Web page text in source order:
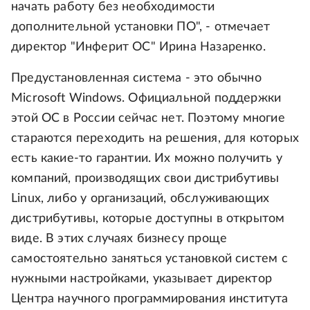
начать работу без необходимости
дополнительной установки ПО", - отмечает
директор "Инферит ОС" Ирина Назаренко.
Предустановленная система - это обычно
Microsoft Windows. Официальной поддержки
этой ОС в России сейчас нет. Поэтому многие
стараются переходить на решения, для которых
есть какие-то гарантии. Их можно получить у
компаний, производящих свои дистрибутивы
Linux, либо у организаций, обслуживающих
дистрибутивы, которые доступны в открытом
виде. В этих случаях бизнесу проще
самостоятельно заняться установкой систем с
нужными настройками, указывает директор
Центра научного программирования института